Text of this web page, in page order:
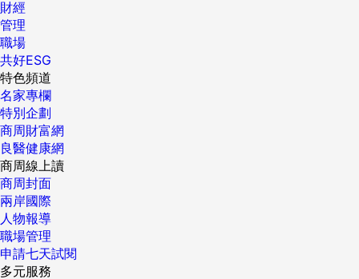
財經
管理
職場
共好ESG
特色頻道
名家專欄
特別企劃
商周財富網
良醫健康網
商周線上讀
商周封面
兩岸國際
人物報導
職場管理
申請七天試閱
多元服務